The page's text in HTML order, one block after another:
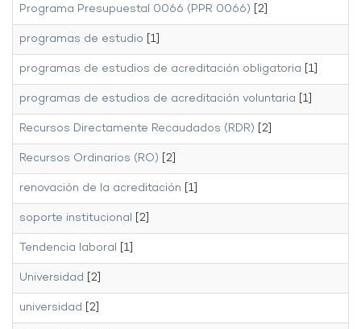
Programa Presupuestal 0066 (PPR 0066) [2]
programas de estudio [1]
programas de estudios de acreditación obligatoria [1]
programas de estudios de acreditación voluntaria [1]
Recursos Directamente Recaudados (RDR) [2]
Recursos Ordinarios (RO) [2]
renovación de la acreditación [1]
soporte institucional [2]
Tendencia laboral [1]
Universidad [2]
universidad [2]